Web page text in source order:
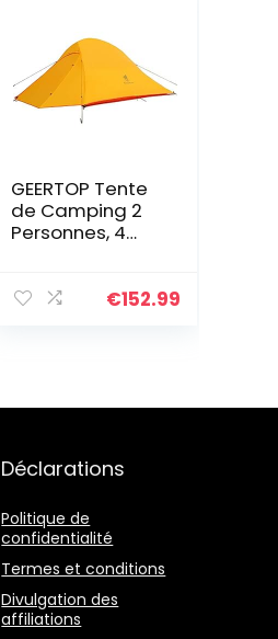
GEERTOP Tente
de Camping 2
Personnes, 4
Imperméable
Randonnée
€152.99
Déclarations
Politique de
confidentialité
Termes et conditions
Divulgation des
affiliations